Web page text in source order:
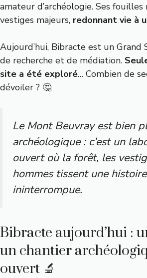
amateur d’archéologie. Ses
vestiges majeurs, redonnant vie à
Aujourd’hui, Bibracte est un Grand
de recherche et de médiation.
site a été exploré… Combien de
dévoiler ? 🤔
Le Mont Beuvray est bien
archéologique : c’est un
ouvert où la forêt, les
hommes tissent une histoire
ininterrompue.
Bibracte aujourd’hui :
un chantier
ouvert 🔬